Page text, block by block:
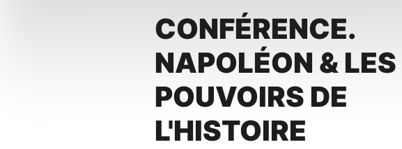
CONFÉRENCE.
NAPOLÉON & LES
POUVOIRS DE
L'HISTOIRE